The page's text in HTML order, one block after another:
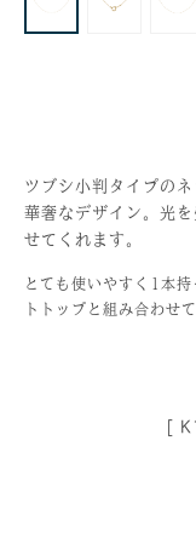
ツブシ小判タイプの
華奢なデザイン。光
せてくれます。
とても使いやすく1本
トトップと組み合わせ
[